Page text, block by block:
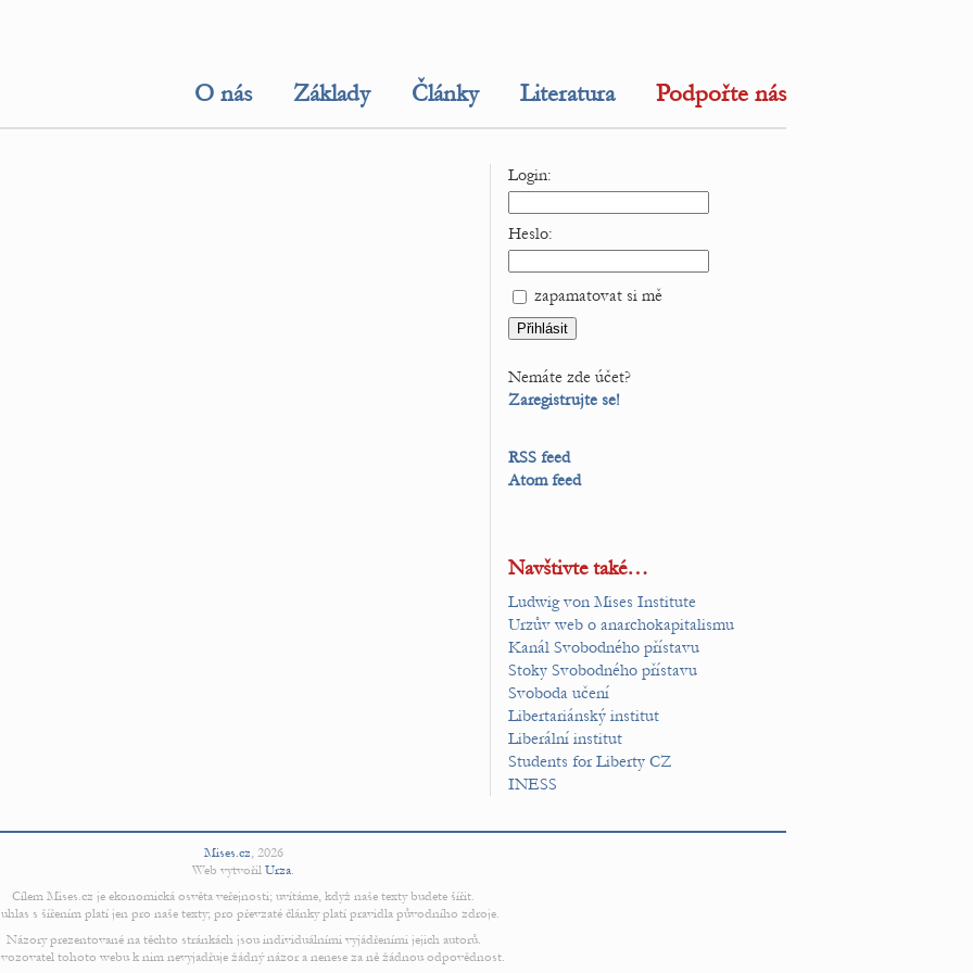
O nás Základy Články Literatura Podpořte nás
Login:
Heslo:
zapamatovat si mě
Nemáte zde účet?
Zaregistrujte se!
RSS feed
Atom feed
Navštivte také…
Ludwig von Mises Institute
Urzův web o anarchokapitalismu
Kanál Svobodného přístavu
Stoky Svobodného přístavu
Svoboda učení
Libertariánský institut
Liberální institut
Students for Liberty CZ
INESS
Mises.cz, 2026
Web vytvořil Urza.
Cílem Mises.cz je ekonomická osvěta veřejnosti; uvítáme, když naše texty budete šířit.
s šířením platí jen pro naše texty; pro převzaté články platí pravidla původního zdroje.
Názory prezentované na těchto stránkách jsou individuálními vyjádřeními jejich autorů.
tohoto webu k nim nevyjadřuje žádný názor a nenese za ně žádnou odpovědnost.